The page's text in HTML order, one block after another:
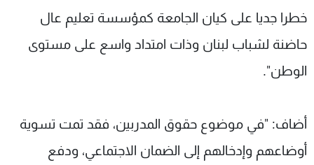
خطرا جديا على كيان الجامعة كمؤسسة تعليم عال
حاضنة لشباب لبنان وذات امتداد واسع على مستوى
الوطن".
أضاف: "في موضوع حقوق المدربين، فقد تمت تسوية
أوضاعهم وإدخالهم إلى الضمان الاجتماعي، ودفع